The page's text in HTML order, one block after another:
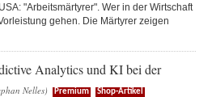
"Arbeitsmärtyrer". Wer in der Wirtschaft
gehen. Die Märtyrer zeigen
Analytics und KI bei der
Nelles) Premium Shop-Artikel